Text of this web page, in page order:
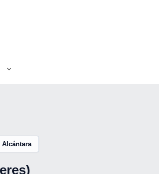
Alcántara